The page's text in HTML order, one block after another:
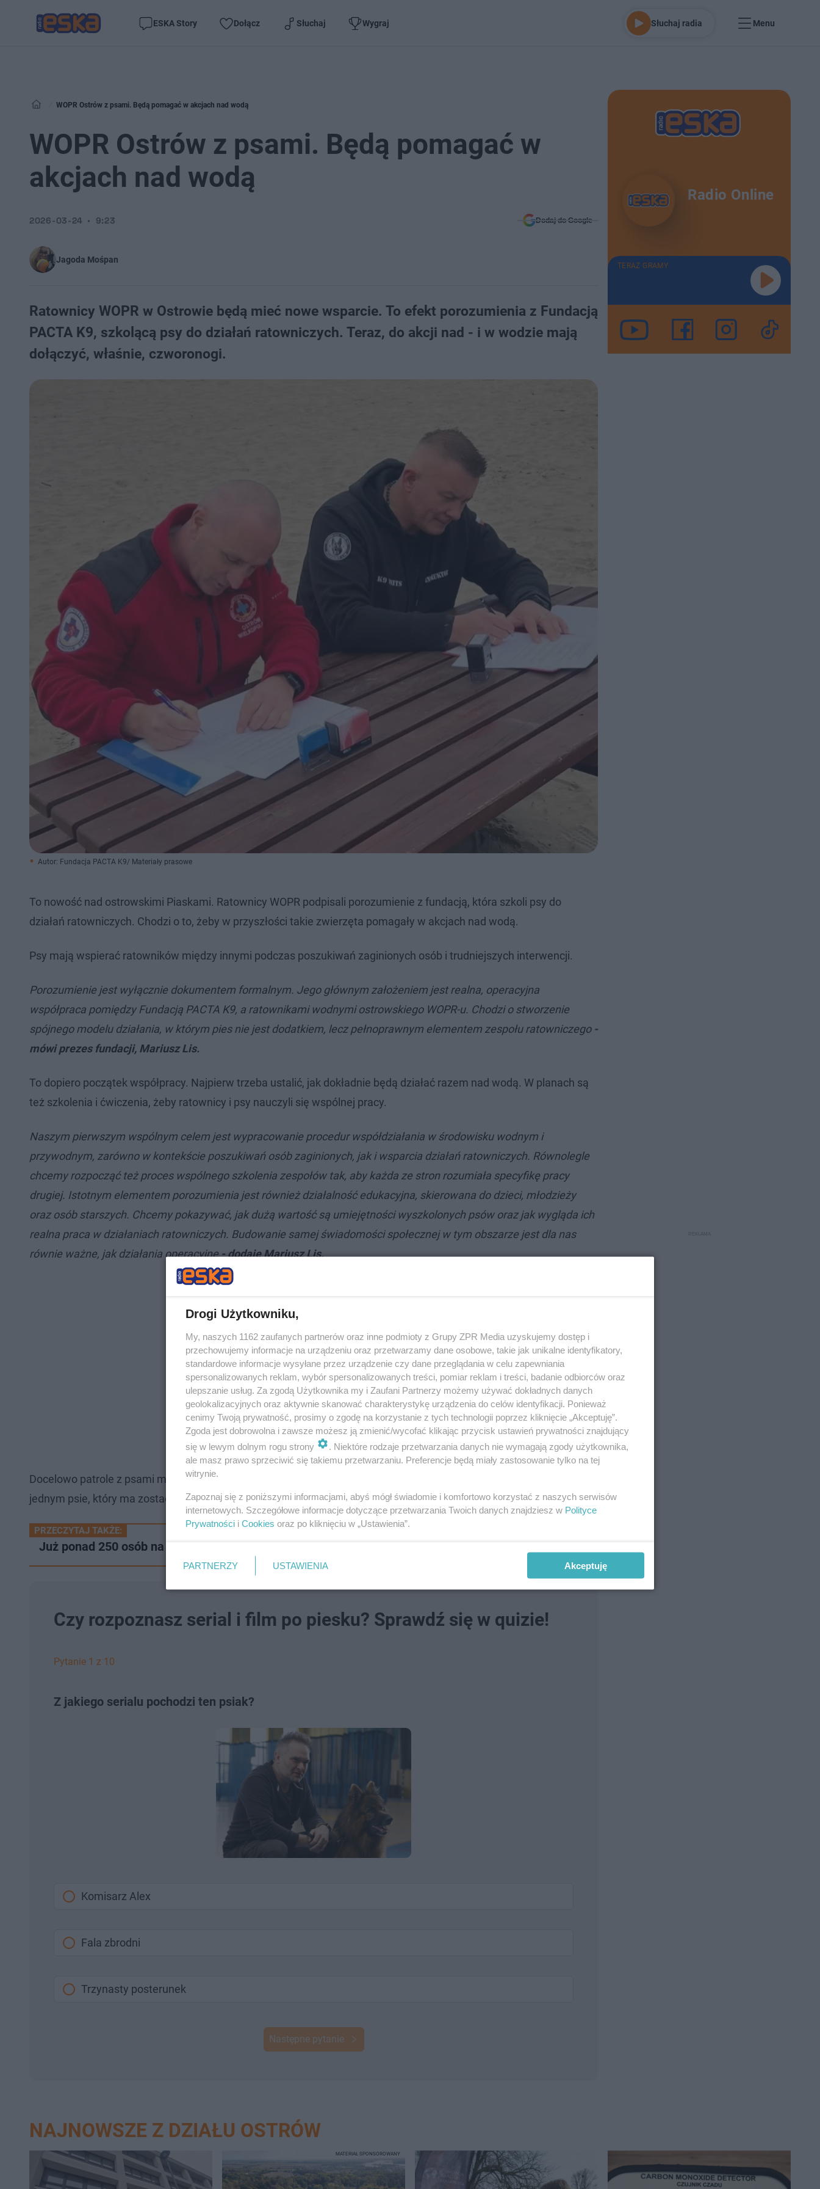
ESKA Story Dołącz Słuchaj Wygraj Słuchaj radia Menu
WOPR Ostrów z psami. Będą pomagać w akcjach nad wodą
WOPR Ostrów z psami. Będą pomagać w
akcjach nad wodą
Jagoda Mośpan
2026-03-24 9:23 Dodaj do Google
Ratownicy WOPR w Ostrowie będą mieć nowe wsparcie. To efekt porozumienia z Fundacją
PACTA K9, szkolącą psy do działań ratowniczych. Teraz, do akcji nad - i w wodzie mają
dołączyć, właśnie, czworonogi.
Autor: Fundacja PACTA K9/ Materiały prasowe
To nowość nad ostrowskimi Piaskami. Ratownicy WOPR podpisali porozumienie z fundacją, która szkoli psy do
działań ratowniczych. Chodzi o to, żeby w przyszłości takie zwierzęta pomagały w akcjach nad wodą.
Psy mają wspierać ratowników między innymi podczas poszukiwań zaginionych osób i trudniejszych interwencji.
Porozumienie jest wyłącznie dokumentem formalnym. Jego głównym założeniem jest realna, operacyjna
współpraca pomiędzy Fundacją PACTA K9, a ratownikami wodnymi ostrowskiego WOPR-u. Chodzi o stworzenie
spójnego modelu działania, w którym pies nie jest dodatkiem, lecz pełnoprawnym elementem zespołu ratowniczego -
mówi prezes fundacji, Mariusz Lis.
To dopiero początek współpracy. Najpierw trzeba ustalić, jak dokładnie będą działać razem nad wodą. W planach są
też szkolenia i ćwiczenia, żeby ratownicy i psy nauczyli się wspólnej pracy.
Naszym pierwszym wspólnym celem jest wypracowanie procedur współdziałania w środowisku wodnym i
przywodnym, zarówno w kontekście poszukiwań osób zaginionych, jak i wsparcia działań ratowniczych. Równolegle
chcemy rozpocząć też proces wspólnego szkolenia zespołów tak, aby każda ze stron rozumiała specyfikę pracy
drugiej. Istotnym elementem porozumienia jest również działalność edukacyjna, skierowana do dzieci, młodzieży
oraz osób starszych. Chcemy pokazywać, jak dużą wartość są umiejętności wyszkolonych psów oraz jak wygląda ich
realna praca w działaniach ratowniczych. Budowanie samej świadomości społecznej w tym obszarze jest dla nas
równie ważne, jak działania operacyjne- dodaje Mariusz Lis.
Docelowo patrole z psami mają pojawiać się nad Piaskami częściej, szczególnie w sezonie. Na ten moment mowa o
jednym psie, który ma zostać przygotowany do pracy z ratownikami.
PRZECZYTAJ TAKŻE:
Już ponad 250 osób na liście. Trwają zapisy na 60. Cross Ostrzeszowski
Czy rozpoznasz serial i film po piesku? Sprawdź się w quizie!
Pytanie 1 z 10
Z jakiego serialu pochodzi ten psiak?
Komisarz Alex
Fala zbrodni
Trzynasty posterunek
Następne pytanie
Radio Online
TERAZ GRAMY
NAJNOWSZE Z DZIAŁU OSTRÓW
MATERIAŁ SPONSOROWANY
Drogi Użytkowniku,
My, naszych 1162 zaufanych partnerów oraz inne podmioty z Grupy ZPR Media uzyskujemy dostęp i
przechowujemy informacje na urządzeniu oraz przetwarzamy dane osobowe, takie jak unikalne identyfikatory,
standardowe informacje wysyłane przez urządzenie czy dane przeglądania w celu zapewniania
spersonalizowanych reklam, wybór spersonalizowanych treści, pomiar reklam i treści, badanie odbiorców oraz
ulepszanie usług. Za zgodą Użytkownika my i Zaufani Partnerzy możemy używać dokładnych danych
geolokalizacyjnych oraz aktywnie skanować charakterystykę urządzenia do celów identyfikacji. Ponieważ
cenimy Twoją prywatność, prosimy o zgodę na korzystanie z tych technologii poprzez kliknięcie „Akceptuję”.
Zgoda jest dobrowolna i zawsze możesz ją zmienić/wycofać klikając przycisk ustawień prywatności znajdujący
się w lewym dolnym rogu strony
. Niektóre rodzaje przetwarzania danych nie wymagają zgody użytkownika,
ale masz prawo sprzeciwić się takiemu przetwarzaniu. Preferencje będą miały zastosowanie tylko na tej
witrynie.
Zapoznaj się z poniższymi informacjami, abyś mógł świadomie i komfortowo korzystać z naszych serwisów
internetowych. Szczegółowe informacje dotyczące przetwarzania Twoich danych znajdziesz w Polityce
Prywatności i Cookies oraz po kliknięciu w „Ustawienia”.
PARTNERZY USTAWIENIA Akceptuję